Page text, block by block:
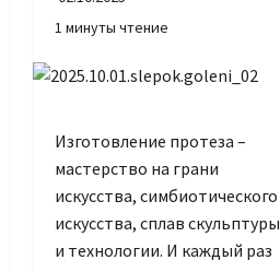
1 минуты чтение
Изготовление протеза –
мастерство на грани
искусства, симбиотического
искусства, сплав скульптуры
и технологии. И каждый раз